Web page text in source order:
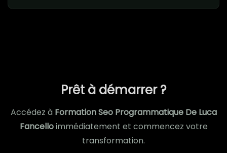
Prêt à démarrer ?
Accédez à Formation Seo Programmatique De Luca
Fancelloimmédiatement et commencez votre
transformation.